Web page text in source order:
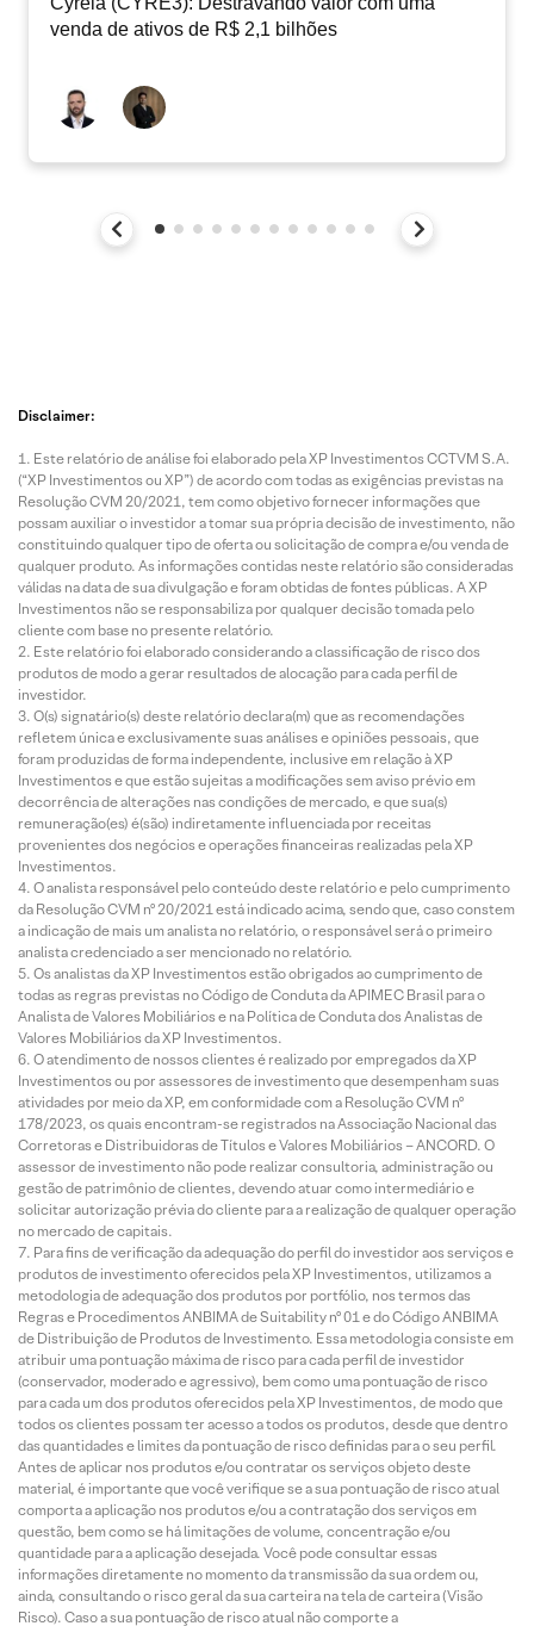
venda de ativos de R$ 2,1 bilhões
Disclaimer:
Este relatório de análise foi elaborado pela XP Investimentos CCTVM S.A.
(“XP Investimentos ou XP”) de acordo com todas as exigências previstas na
Resolução CVM 20/2021, tem como objetivo fornecer informações que
possam auxiliar o investidor a tomar sua própria decisão de investimento, não
constituindo qualquer tipo de oferta ou solicitação de compra e/ou venda de
qualquer produto. As informações contidas neste relatório são consideradas
válidas na data de sua divulgação e foram obtidas de fontes públicas. A XP
Investimentos não se responsabiliza por qualquer decisão tomada pelo
cliente com base no presente relatório.
Este relatório foi elaborado considerando a classificação de risco dos
produtos de modo a gerar resultados de alocação para cada perfil de
investidor.
O(s) signatário(s) deste relatório declara(m) que as recomendações
refletem única e exclusivamente suas análises e opiniões pessoais, que
foram produzidas de forma independente, inclusive em relação à XP
Investimentos e que estão sujeitas a modificações sem aviso prévio em
decorrência de alterações nas condições de mercado, e que sua(s)
remuneração(es) é(são) indiretamente influenciada por receitas
provenientes dos negócios e operações financeiras realizadas pela XP
Investimentos.
O analista responsável pelo conteúdo deste relatório e pelo cumprimento
da Resolução CVM nº 20/2021 está indicado acima, sendo que, caso constem
a indicação de mais um analista no relatório, o responsável será o primeiro
analista credenciado a ser mencionado no relatório.
Os analistas da XP Investimentos estão obrigados ao cumprimento de
todas as regras previstas no Código de Conduta da APIMEC Brasil para o
Analista de Valores Mobiliários e na Política de Conduta dos Analistas de
Valores Mobiliários da XP Investimentos.
O atendimento de nossos clientes é realizado por empregados da XP
Investimentos ou por assessores de investimento que desempenham suas
atividades por meio da XP, em conformidade com a Resolução CVM nº
178/2023, os quais encontram-se registrados na Associação Nacional das
Corretoras e Distribuidoras de Títulos e Valores Mobiliários – ANCORD. O
assessor de investimento não pode realizar consultoria, administração ou
gestão de patrimônio de clientes, devendo atuar como intermediário e
solicitar autorização prévia do cliente para a realização de qualquer operação
no mercado de capitais.
Para fins de verificação da adequação do perfil do investidor aos serviços e
produtos de investimento oferecidos pela XP Investimentos, utilizamos a
metodologia de adequação dos produtos por portfólio, nos termos das
Regras e Procedimentos ANBIMA de Suitability nº 01 e do Código ANBIMA
de Distribuição de Produtos de Investimento. Essa metodologia consiste em
atribuir uma pontuação máxima de risco para cada perfil de investidor
(conservador, moderado e agressivo), bem como uma pontuação de risco
para cada um dos produtos oferecidos pela XP Investimentos, de modo que
todos os clientes possam ter acesso a todos os produtos, desde que dentro
das quantidades e limites da pontuação de risco definidas para o seu perfil.
Antes de aplicar nos produtos e/ou contratar os serviços objeto deste
material, é importante que você verifique se a sua pontuação de risco atual
comporta a aplicação nos produtos e/ou a contratação dos serviços em
questão, bem como se há limitações de volume, concentração e/ou
quantidade para a aplicação desejada. Você pode consultar essas
informações diretamente no momento da transmissão da sua ordem ou,
ainda, consultando o risco geral da sua carteira na tela de carteira (Visão
Risco). Caso a sua pontuação de risco atual não comporte a